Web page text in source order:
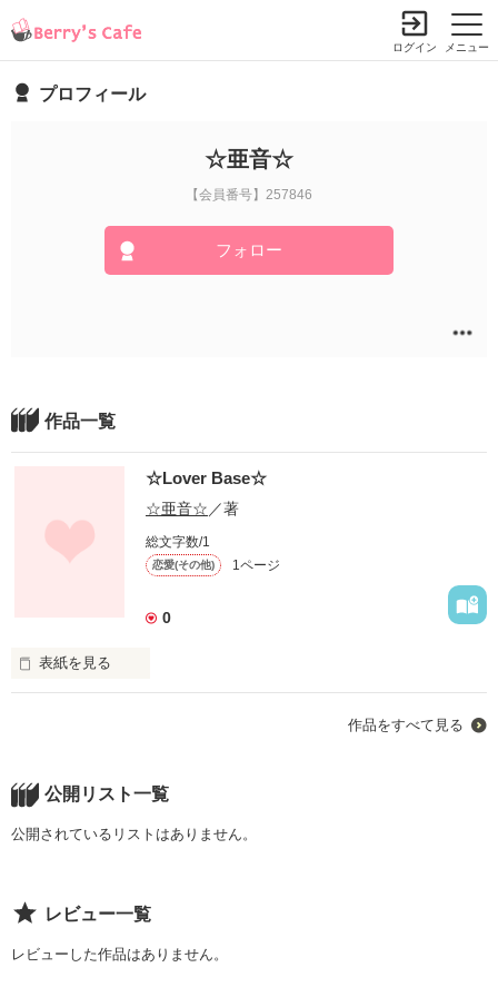
メニュー
ログイン
プロフィール
☆亜音☆
【会員番号】257846
フォロー
作品一覧
☆Lover Base☆
☆亜音☆ ／著
総文字数/1
恋愛(その他) 1ページ
0
表紙を見る
作品を読む
作品をすべて見る
公開リスト一覧
公開されているリストはありません。
レビュー一覧
レビューした作品はありません。